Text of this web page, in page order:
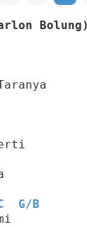
Bolung)
G/ B